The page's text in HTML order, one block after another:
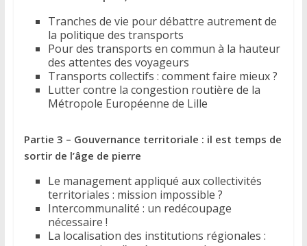
Tranches de vie pour débattre autrement de
la politique des transports
Pour des transports en commun à la hauteur
des attentes des voyageurs
Transports collectifs : comment faire mieux ?
Lutter contre la congestion routière de la
Métropole Européenne de Lille
Partie 3 – Gouvernance territoriale : il est temps de
sortir de l’âge de pierre
Le management appliqué aux collectivités
territoriales : mission impossible ?
Intercommunalité : un redécoupage
nécessaire !
La localisation des institutions régionales :